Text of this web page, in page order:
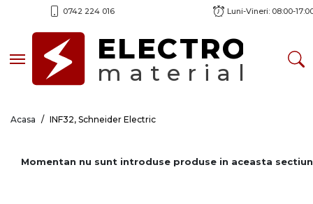
0742 224 016 Luni-Vineri: 08:00-
Toggle navigationELECTRO
material
Acasa INF32, Schneider Electric
Momentan nu sunt introduse produse in aceasta